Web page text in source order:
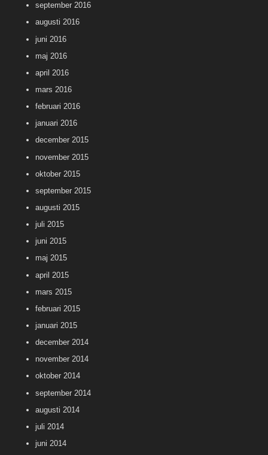
september 2016
augusti 2016
juni 2016
maj 2016
april 2016
mars 2016
februari 2016
januari 2016
december 2015
november 2015
oktober 2015
september 2015
augusti 2015
juli 2015
juni 2015
maj 2015
april 2015
mars 2015
februari 2015
januari 2015
december 2014
november 2014
oktober 2014
september 2014
augusti 2014
juli 2014
juni 2014